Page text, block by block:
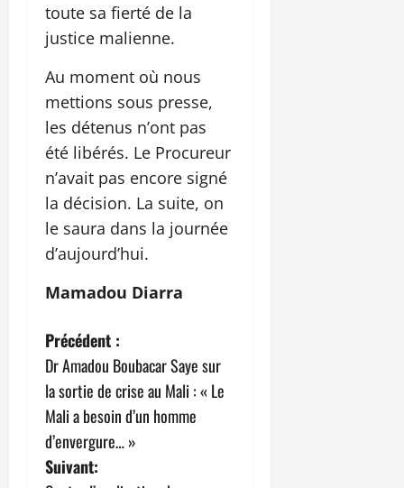
toute sa fierté de la
justice malienne.
Au moment où nous
mettions sous presse,
les détenus n’ont pas
été libérés. Le Procureur
n’avait pas encore signé
la décision. La suite, on
le saura dans la journée
d’aujourd’hui.
Mamadou Diarra
N
a
v
i
Précédent :
Dr Amadou Boubacar Saye sur
la sortie de crise au Mali : « Le
Mali a besoin d’un homme
d’envergure… »
Suivant: